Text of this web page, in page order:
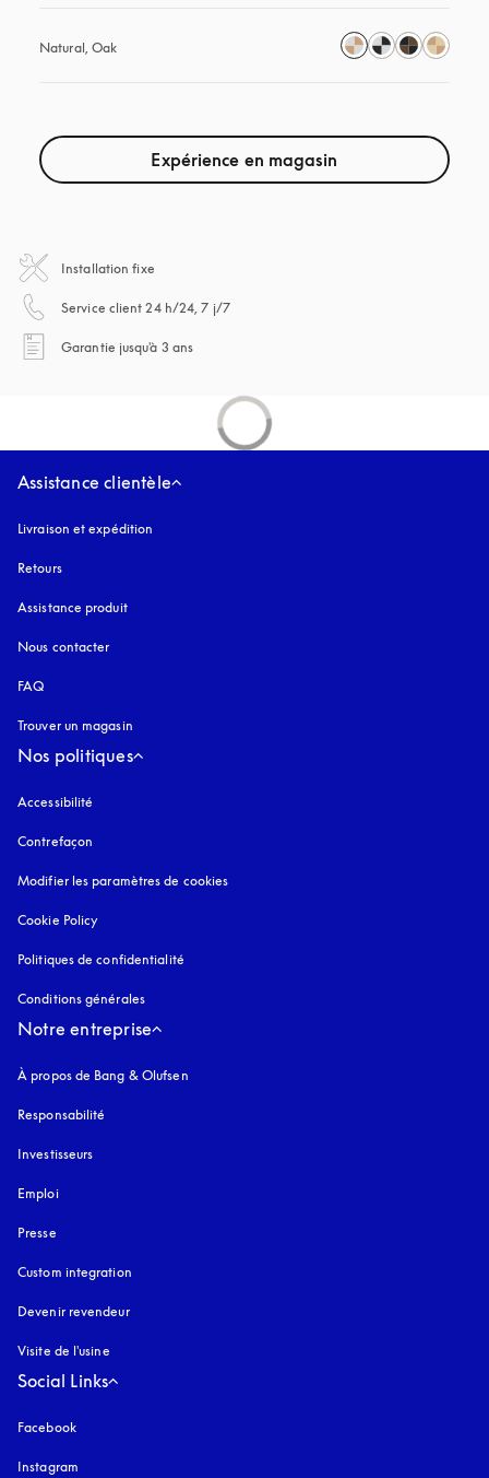
Natural, Oak
Expérience en magasin
Installation fixe
Service client 24 h/24, 7 j/7s’ouvre dans un nouvel onglet
Garantie jusqu'à 3 ans
Assistance clientèle
Livraison et expédition
Retours
Assistance produit
Nous contacter
FAQ
Trouver un magasin
Nos politiques
Accessibilité
Contrefaçon
Modifier les paramètres de cookies
Cookie Policy
Politiques de confidentialité
Conditions générales
Notre entreprise
À propos de Bang & Olufsen
Responsabilité
Investisseurs
Emploi
Presse
Custom integration
Devenir revendeur
Visite de l'usine
Social Links
Facebook
Instagram